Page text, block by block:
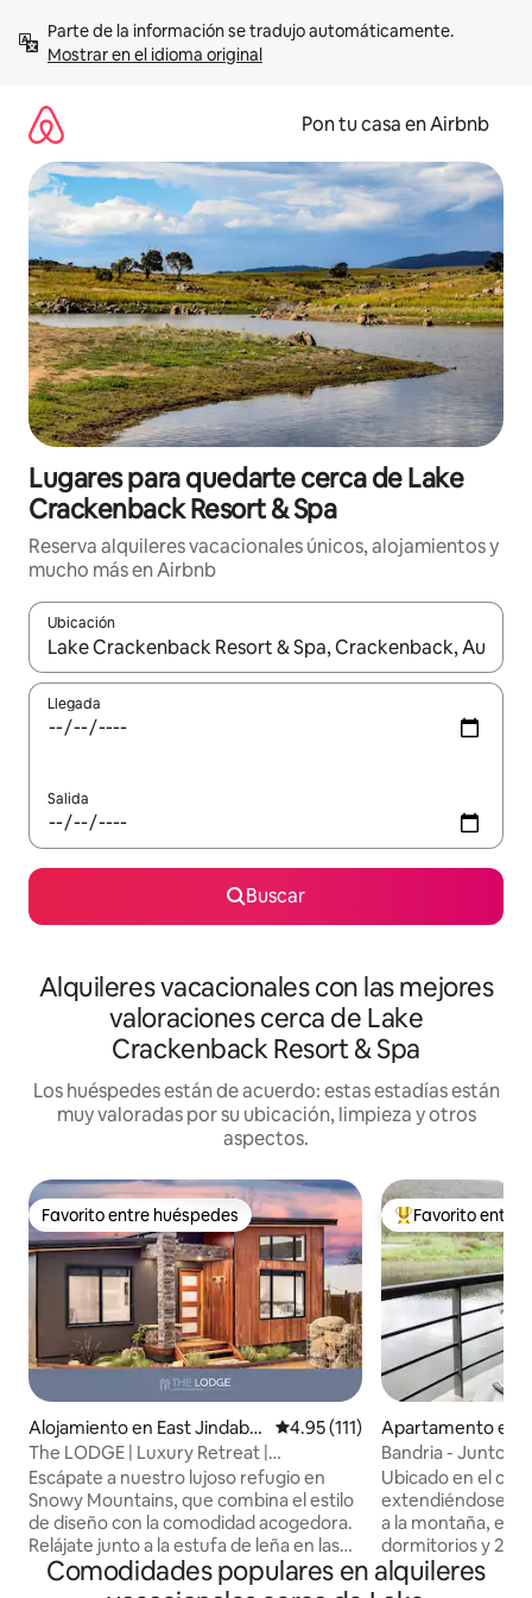
contenidoMostrar en el idioma original
Pon tu casa en Airbnb
Lugares para quedarte cerca de Lake
Crackenback Resort & Spa
Reserva alquileres vacacionales únicos, alojamientos y
mucho más en Airbnb
Ubicación
Cuando los resultados estén disponibles, navega con las
Llegada
Salida
Buscar
Alquileres vacacionales con las mejores
valoraciones cerca de Lake
Crackenback Resort & Spa
Los huéspedes están de acuerdo: estas estadías están
muy valoradas por su ubicación, limpieza y otros
aspectos.
Favorito entre huéspedes
Favorito entre huéspedes
Alojamiento en East Jindaby
ne
Calificación promedio: 4.95 de
4.95 (111)
The LODGE | Luxury Retreat |
East Jindabyne
Escápate a nuestro lujoso refugio en
Snowy Mountains, que combina el estilo
de diseño con la comodidad acogedora.
Relájate junto a la estufa de leña en las
noches frías con calefacción por suelo
radiante para tener los dedos de los pies
Favorito entre
Favorito entre
Apartamento en
ck
Bandria - Junto al
Ubicado en el
extendiéndose
a la montaña,
dormitorios y 2
centro, es
semana
Comodidades populares en alquileres